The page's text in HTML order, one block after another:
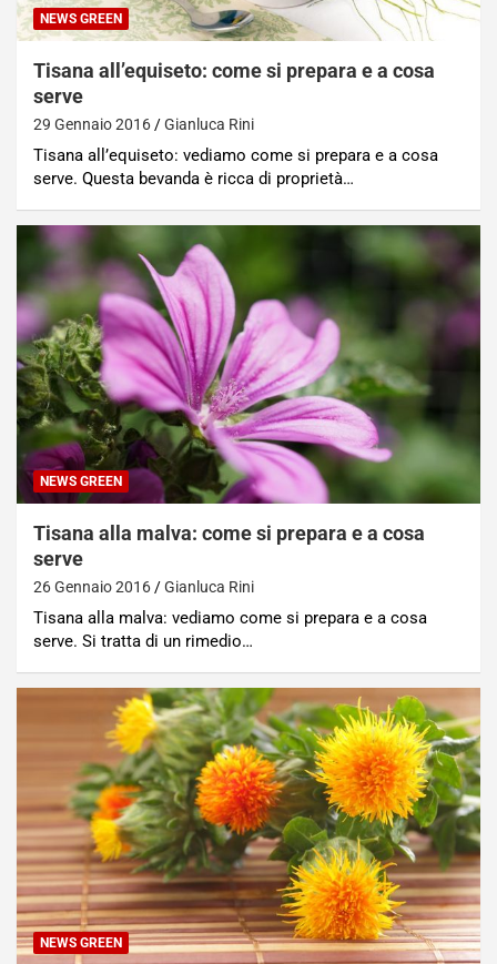
NEWS GREEN
Tisana all’equiseto: come si prepara e a cosa
serve
29 Gennaio 2016 Gianluca Rini
Tisana all’equiseto: vediamo come si prepara e a cosa
serve. Questa bevanda è ricca di proprietà…
NEWS GREEN
Tisana alla malva: come si prepara e a cosa
serve
26 Gennaio 2016 Gianluca Rini
Tisana alla malva: vediamo come si prepara e a cosa
serve. Si tratta di un rimedio…
NEWS GREEN